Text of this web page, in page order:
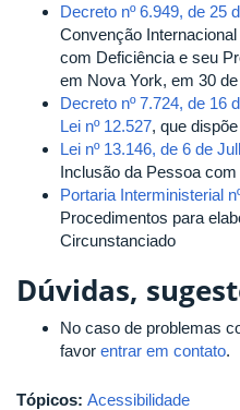
Decreto nº 6.949, de 25
Convenção
com Deficiência e seu
em Nova York, em 30
Decreto nº 7.724, de 16
Lei nº 12.527, que
Lei nº 13.146, de 6 de
Inclusão da Pessoa
Portaria Interministerial
Procedimentos para
Circunstanciado
Dúvidas,
No caso de problemas
favor entrar em contato.
Tópicos: Acessibilidade